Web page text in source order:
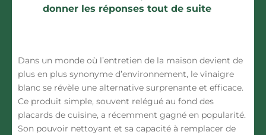
donner les réponses tout de suite
Dans un monde où l’entretien de la maison devient de
plus en plus synonyme d’environnement, le vinaigre
blanc se révèle une alternative surprenante et efficace.
Ce produit simple, souvent relégué au fond des
placards de cuisine, a récemment gagné en popularité.
Son pouvoir nettoyant et sa capacité à remplacer de